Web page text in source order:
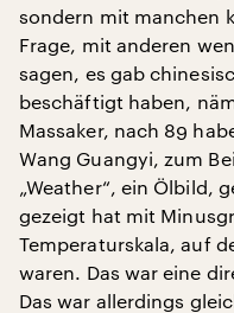
sondern mit manchen
Frage, mit anderen
sagen, es gab
beschäftigt haben,
Massaker, nach 89
Wang Guangyi, zum
„Weather“, ein Ölbild,
gezeigt hat mit
Temperaturskala, auf
waren. Das war eine
Das war allerdings